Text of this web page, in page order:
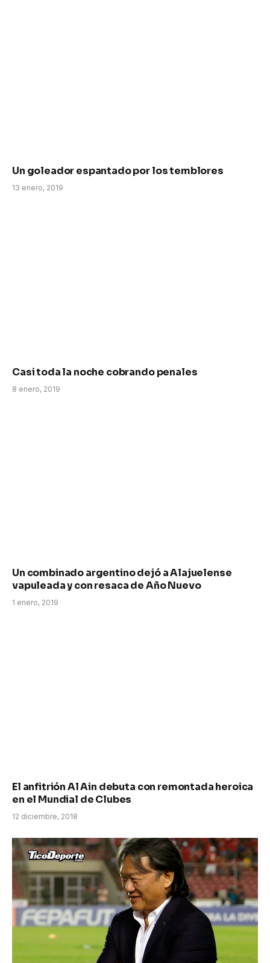
Un goleador espantado por los temblores
13 enero, 2019
Casi toda la noche cobrando penales
8 enero, 2019
Un combinado argentino dejó a Alajuelense
vapuleada y con resaca de Año Nuevo
1 enero, 2019
El anfitrión Al Ain debuta con remontada heroica
en el Mundial de Clubes
12 diciembre, 2018